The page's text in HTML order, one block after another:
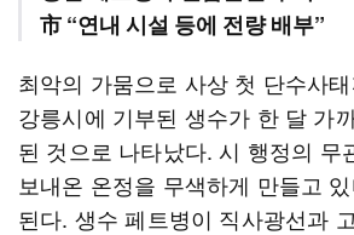
市 “연내 시설 등에 전량 배부”
최악의 가뭄으로 사상 첫 단수사
강릉시에 기부된 생수가 한 달 가
된 것으로 나타났다. 시 행정의 무
보내온 온정을 무색하게 만들고
된다. 생수 페트병이 직사광선과